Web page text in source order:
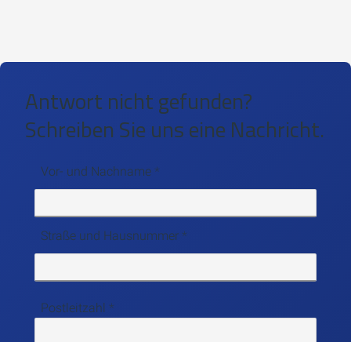
Antwort nicht gefunden?
Schreiben Sie uns eine Nachricht.
Vor- und Nachname
Straße und Hausnummer
Postleitzahl